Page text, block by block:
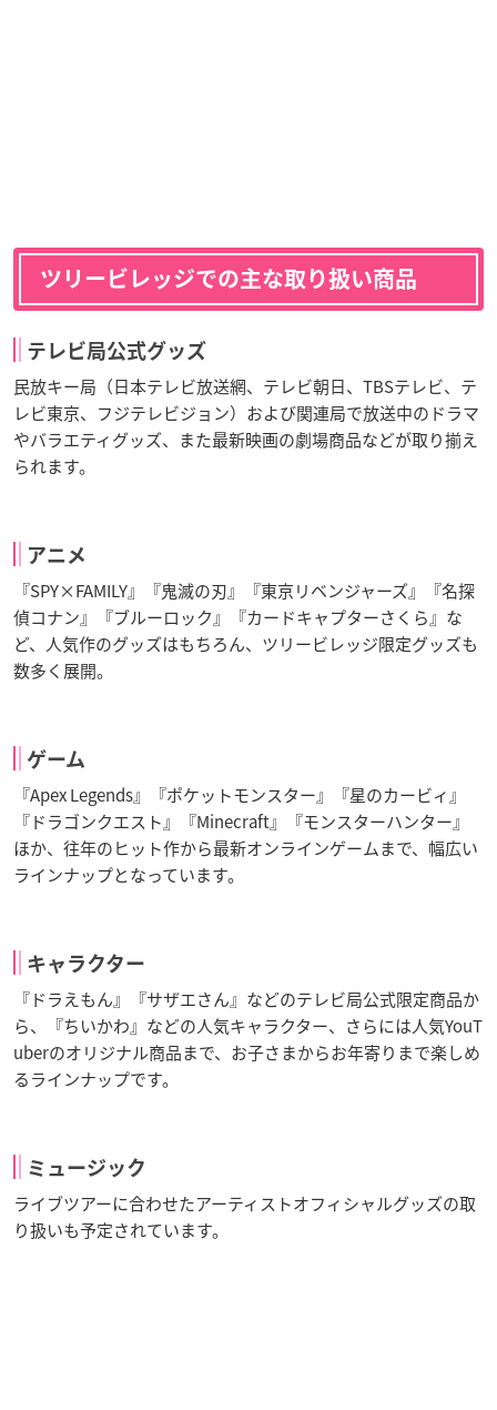
ツリービレッジでの主な取り扱い商品
テレビ局公式グッズ
民放キー局（日本テレビ放送網、テレビ朝日、TBSテレビ、テ
レビ東京、フジテレビジョン）および関連局で放送中のドラマ
やバラエティグッズ、また最新映画の劇場商品などが取り揃え
られます。
アニメ
『SPY×FAMILY』『鬼滅の刃』『東京リベンジャーズ』『名探
偵コナン』『ブルーロック』『カードキャプターさくら』な
ど、人気作のグッズはもちろん、ツリービレッジ限定グッズも
数多く展開。
ゲーム
『Apex Legends』『ポケットモンスター』『星のカービィ』
『ドラゴンクエスト』『Minecraft』『モンスターハンター』
ほか、往年のヒット作から最新オンラインゲームまで、幅広い
ラインナップとなっています。
キャラクター
『ドラえもん』『サザエさん』などのテレビ局公式限定商品か
ら、『ちいかわ』などの人気キャラクター、さらには人気YouT
uberのオリジナル商品まで、お子さまからお年寄りまで楽しめ
るラインナップです。
ミュージック
ライブツアーに合わせたアーティストオフィシャルグッズの取
り扱いも予定されています。